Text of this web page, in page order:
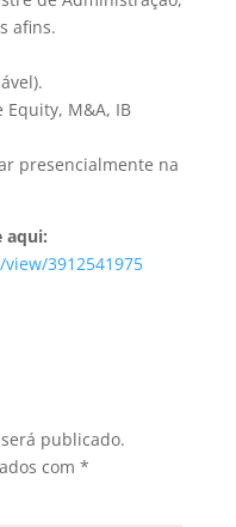
afins.
Equity, M&A, IB
presencialmente na
aqui:
3912541975
publicado.
com *